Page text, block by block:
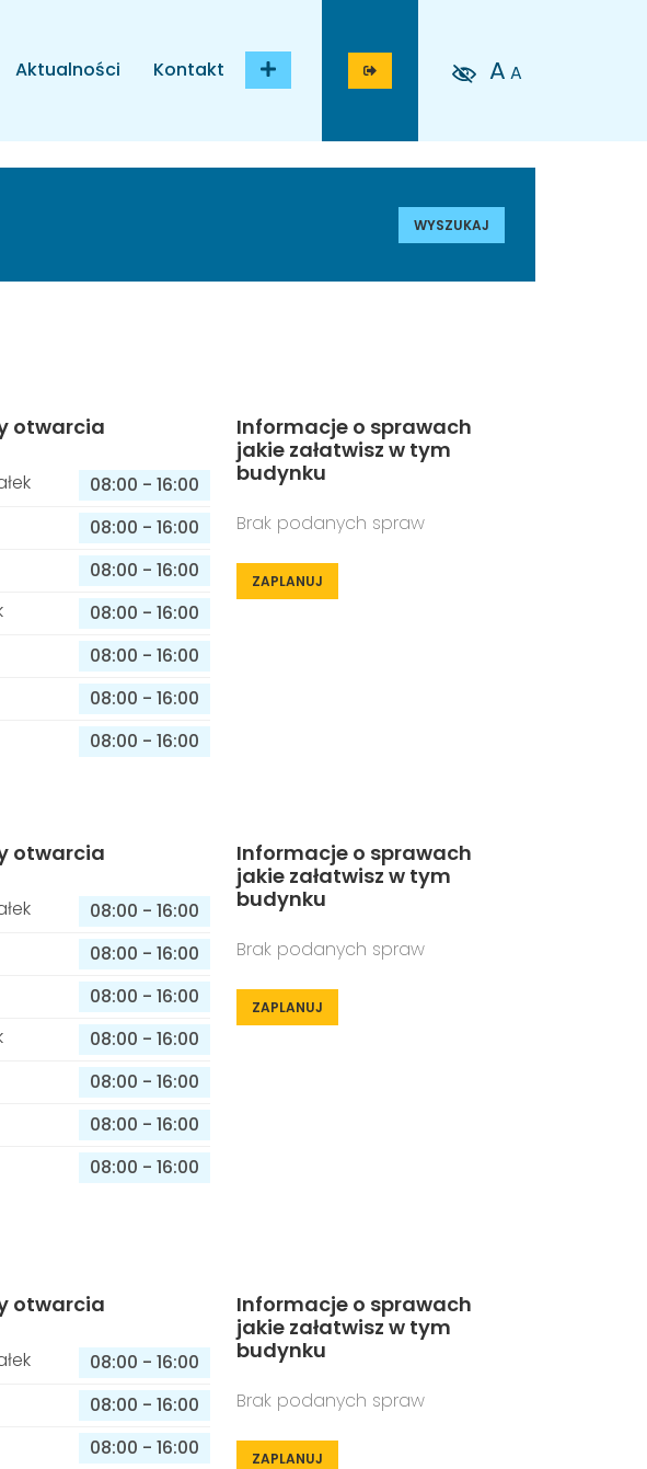
Aktualności Kontakt A A
WYSZUKAJ
otwarcia
08:00 - 16:00
08:00 - 16:00
08:00 - 16:00
08:00 - 16:00
08:00 - 16:00
08:00 - 16:00
08:00 - 16:00
Informacje o sprawach
jakie załatwisz w tym
budynku
Brak podanych spraw
ZAPLANUJ
otwarcia
08:00 - 16:00
08:00 - 16:00
08:00 - 16:00
08:00 - 16:00
08:00 - 16:00
08:00 - 16:00
08:00 - 16:00
Informacje o sprawach
jakie załatwisz w tym
budynku
Brak podanych spraw
ZAPLANUJ
otwarcia
08:00 - 16:00
08:00 - 16:00
08:00 - 16:00
Informacje o sprawach
jakie załatwisz w tym
budynku
Brak podanych spraw
ZAPLANUJ